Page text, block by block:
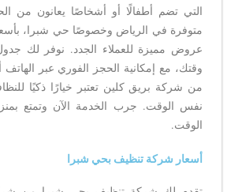
التي تضم أطفالًا أو أشخاصًا يعانون من
عروض مميزة للعملاء الجدد. نوفر لك
وقتك، مع إمكانية الحجز الفوري عبر الهاتف
من شركة بريق كلين تعتبر خيارًا ذكيًا
نفس الوقت. جرب الخدمة الآن وتمتع
الوقت.
أسعار شركة تنظيف بحي شبرا